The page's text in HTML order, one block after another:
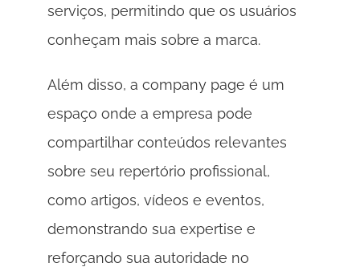
serviços, permitindo que os usuários
conheçam mais sobre a marca.
Além disso, a company page é um
espaço onde a empresa pode
compartilhar conteúdos relevantes
sobre seu repertório profissional,
como artigos, vídeos e eventos,
demonstrando sua expertise e
reforçando sua autoridade no